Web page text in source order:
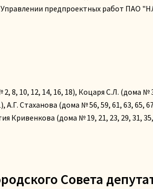
Управлении предпроектных работ ПАО
8, 10, 12, 14, 16, 18), Коцаря С.Л. (дома №
А.Г. Стаханова (дома № 56, 59, 61, 63,
Кривенкова (дома № 19, 21, 23, 29, 31,
Совета